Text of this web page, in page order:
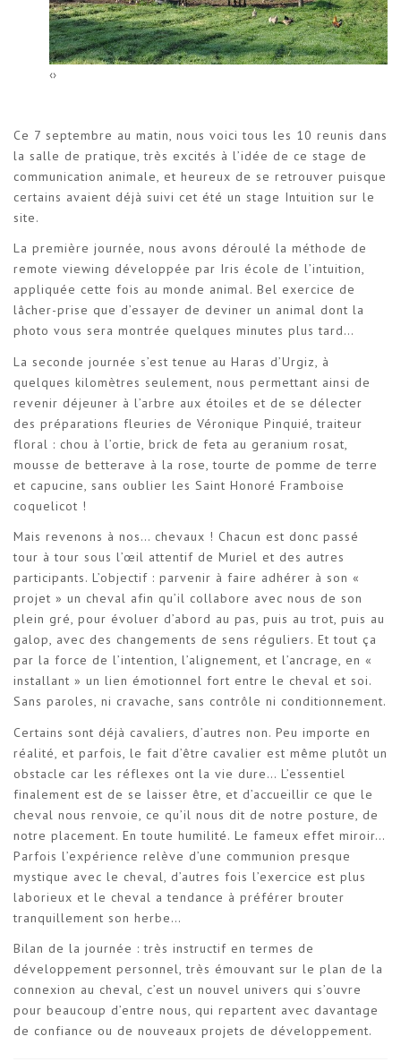
‹›
Ce 7 septembre au matin, nous voici tous les 10 reunis dans
la salle de pratique, très excités à l’idée de ce stage de
communication animale, et heureux de se retrouver puisque
certains avaient déjà suivi cet été un stage Intuition sur le
site.
La première journée, nous avons déroulé la méthode de
remote viewing développée par Iris école de l’intuition,
appliquée cette fois au monde animal. Bel exercice de
lâcher-prise que d’essayer de deviner un animal dont la
photo vous sera montrée quelques minutes plus tard…
La seconde journée s’est tenue au Haras d’Urgiz, à
quelques kilomètres seulement, nous permettant ainsi de
revenir déjeuner à l’arbre aux étoiles et de se délecter
des préparations fleuries de Véronique Pinquié, traiteur
floral : chou à l’ortie, brick de feta au geranium rosat,
mousse de betterave à la rose, tourte de pomme de terre
et capucine, sans oublier les Saint Honoré Framboise
coquelicot !
Mais revenons à nos… chevaux ! Chacun est donc passé
tour à tour sous l’œil attentif de Muriel et des autres
participants. L’objectif : parvenir à faire adhérer à son «
projet » un cheval afin qu’il collabore avec nous de son
plein gré, pour évoluer d’abord au pas, puis au trot, puis au
galop, avec des changements de sens réguliers. Et tout ça
par la force de l’intention, l’alignement, et l’ancrage, en «
installant » un lien émotionnel fort entre le cheval et soi.
Sans paroles, ni cravache, sans contrôle ni conditionnement.
Certains sont déjà cavaliers, d’autres non. Peu importe en
réalité, et parfois, le fait d’être cavalier est même plutôt un
obstacle car les réflexes ont la vie dure… L’essentiel
finalement est de se laisser être, et d’accueillir ce que le
cheval nous renvoie, ce qu’il nous dit de notre posture, de
notre placement. En toute humilité. Le fameux effet miroir…
Parfois l’expérience relève d’une communion presque
mystique avec le cheval, d’autres fois l’exercice est plus
laborieux et le cheval a tendance à préférer brouter
tranquillement son herbe…
Bilan de la journée : très instructif en termes de
développement personnel, très émouvant sur le plan de la
connexion au cheval, c’est un nouvel univers qui s’ouvre
pour beaucoup d’entre nous, qui repartent avec davantage
de confiance ou de nouveaux projets de développement.